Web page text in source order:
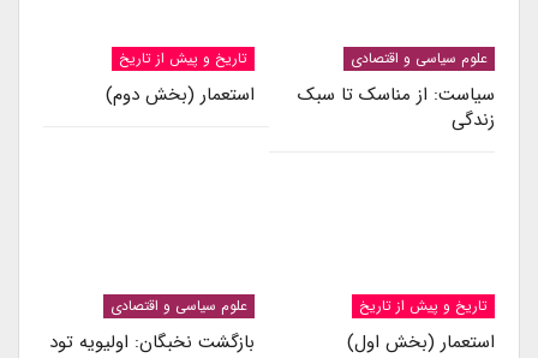
علوم سیاسی و اقتصادی
سیاست: از مناسک تا سبک
زندگی
تاریخ و پیش از تاریخ
استعمار (بخش دوم)
تاریخ و پیش از تاریخ
استعمار (بخش اول)
علوم سیاسی و اقتصادی
بازگشت نخبگان: اولیویه تود